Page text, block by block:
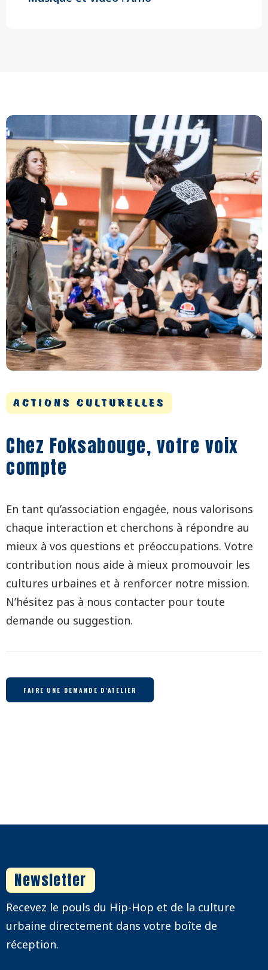
ACTIONS CULTURELLES
Chez Foksabouge, votre voix
compte
En tant qu’association engagée, nous valorisons
chaque interaction et cherchons à répondre au
mieux à vos questions et préoccupations. Votre
contribution nous aide à mieux promouvoir les
cultures urbaines et à renforcer notre mission.
N’hésitez pas à nous contacter pour toute
demande ou suggestion.
FAIRE UNE DEMANDE D'ATELIER
Newsletter
Recevez le pouls du Hip-Hop et de la culture
urbaine directement dans votre boîte de
réception.